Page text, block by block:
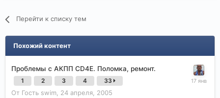
Перейти к списку тем
Похожий контент
Проблемы с АКПП CD4E. Поломка, ремонт.
1 2 3 4 33
От Гость swim, 24 апреля, 2005